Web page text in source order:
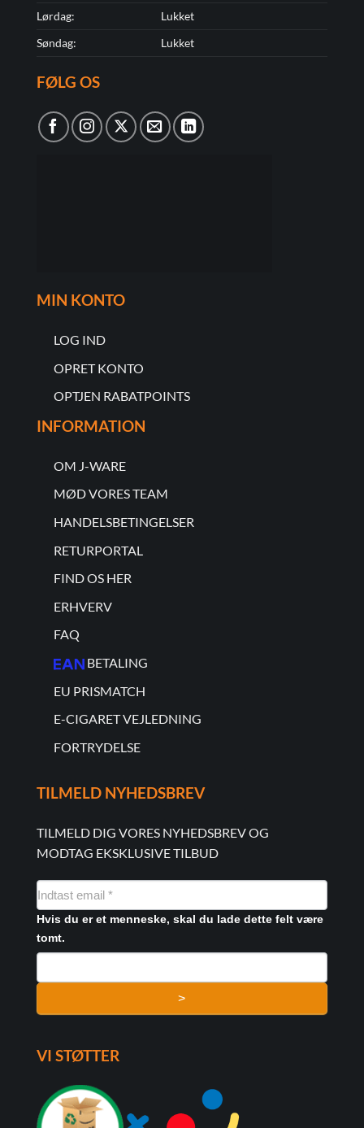
Lørdag:
Lukket
Søndag:
Lukket
FØLG OS
MIN KONTO
LOG IND
OPRET KONTO
OPTJEN RABATPOINTS
INFORMATION
OM J-WARE
MØD VORES TEAM
HANDELSBETINGELSER
RETURPORTAL
FIND OS HER
ERHVERV
FAQ
BETALING
EU PRISMATCH
E-CIGARET VEJLEDNING
FORTRYDELSE
TILMELD NYHEDSBREV
TILMELD DIG VORES NYHEDSBREV OG
MODTAG EKSKLUSIVE TILBUD
NYHEDSMAIL
FORMULAR
Hvis du er et menneske, skal du lade dette felt være
tomt.
>
VI STØTTER